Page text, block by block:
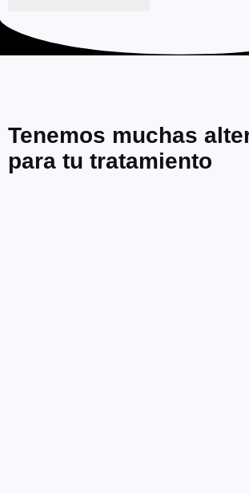
Tenemos muchas
para tu tratamiento